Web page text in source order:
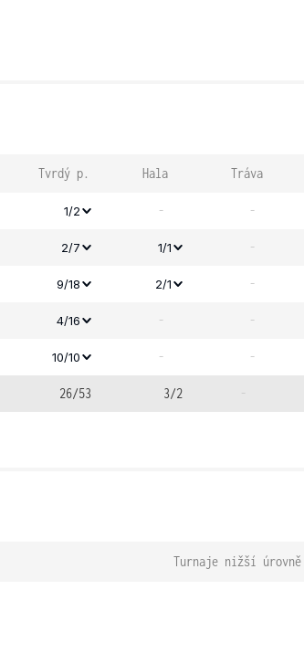
Tvrdý p. Hala Tráva
1/2 - -
2/7 1/1 -
9/18 2/1 -
4/16 - -
10/10 - -
26/53 3/2 -
Turnaje nižší úrovně